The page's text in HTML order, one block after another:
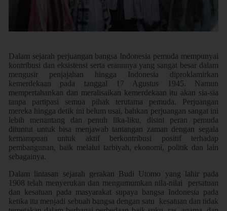
Dalam sejarah perjuangan bangsa Indonesia pemuda mempunyai
kontribusi dan eksistensi serta erannnya yang sangat besar dalam
mengusir penjajahan hingga Indonesia diproklamirkan
kemerdekaan pada tanggal 17 Agustus 1945. Namun
mempertahankan dan meralisaikan kemerdekaan itu akan sia-sia
tanpa partipasi semua pihak terutama pemuda. Perjuangan
mereka hingga detik ini belum usai, bahkan perjuangan sangat ini
lebih menantang dan penuh lika-liku, disini peran pemuda
dituntut untuk bisa menjawab tantangan zaman dengan segala
kemampuan untuk aktif berkontribusi positif terhadap
pembangunan, baik melalui tarbiyah, ekonomi, politik dan lain
sebagainya.
Dalam lintasan sejarah gerakan Budi Utomo yang lahir pada
1908 telah menyerukan dan mengumumkan nila-nilai persatuan
dan kesatuan pada masyarakat supaya bangsa Indonesia pada
ketika itu menjadi sebuah bangsa dengan satu kesatuan dan tidak